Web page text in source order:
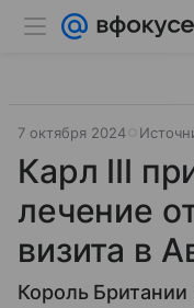
7 октября 2024
Карл III
лечение
визита в
Король Британии